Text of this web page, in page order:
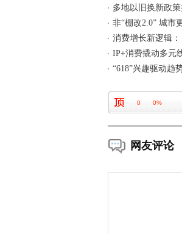
多地以旧换新政
非“棚改2.0” 城市
消费增长新逻辑
IP+消费撬动多元
“618”兴趣驱动趋
0 0%
网友评论